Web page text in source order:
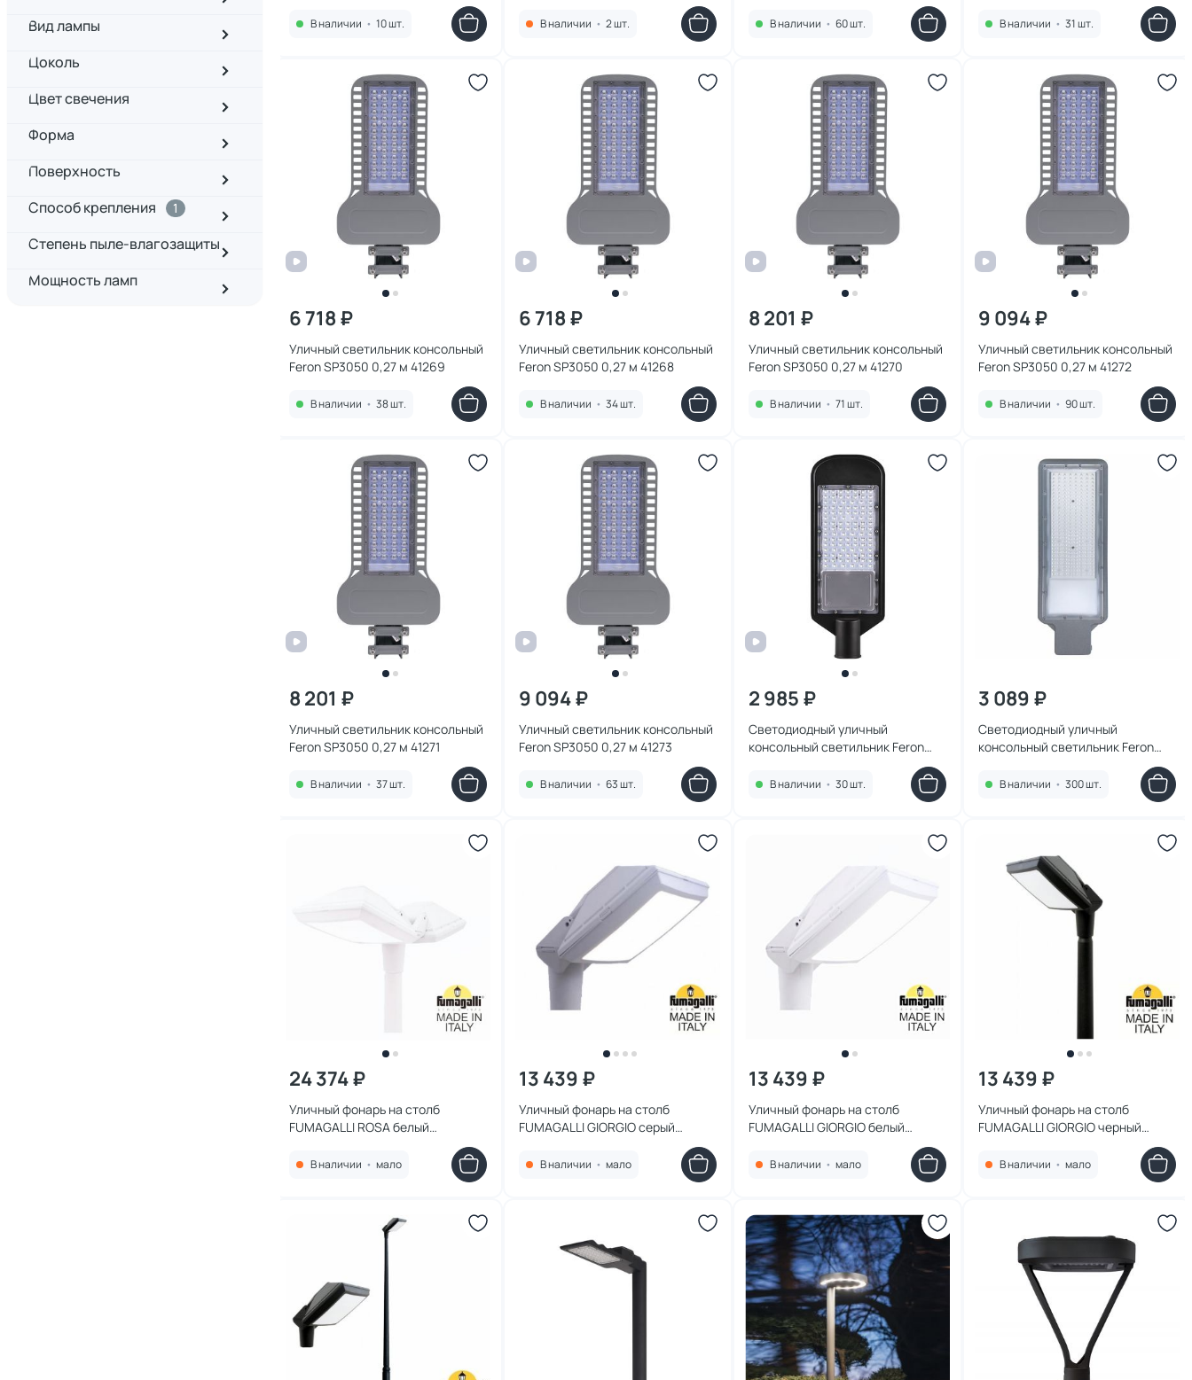
Вид лампы
Цоколь
Цвет свечения
Форма
Поверхность
Способ крепления
1
Степень пыле-влагозащиты
Мощность ламп
В наличии • 10 шт. В наличии • 2 шт. В наличии • 60 шт. В наличии • 31 шт.
6 718 ₽
Уличный светильник консольный
Feron SP3050 0,27 м 41269
В наличии • 38 шт.
6 718 ₽
Уличный светильник консольный
Feron SP3050 0,27 м 41268
В наличии • 34 шт.
8 201 ₽
Уличный светильник консольный
Feron SP3050 0,27 м 41270
В наличии • 71 шт.
9 094 ₽
Уличный светильник консольный
Feron SP3050 0,27 м 41272
В наличии • 90 шт.
8 201 ₽
Уличный светильник консольный
Feron SP3050 0,27 м 41271
В наличии • 37 шт.
9 094 ₽
Уличный светильник консольный
Feron SP3050 0,27 м 41273
В наличии • 63 шт.
2 985 ₽
Светодиодный уличный
консольный светильник Feron
В наличии • 30 шт.
3 089 ₽
Светодиодный уличный
консольный светильник Feron
SP3023 120W 5000K 230V, серый
48966В наличии • 300 шт.
24 374 ₽
Уличный фонарь на столб
FUMAGALLI ROSA белый
В наличии • мало
13 439 ₽
Уличный фонарь на столб
FUMAGALLI GIORGIO серый
В наличии • мало
13 439 ₽
Уличный фонарь на столб
FUMAGALLI GIORGIO белый
В наличии • мало
13 439 ₽
Уличный фонарь на столб
FUMAGALLI GIORGIO черный
В наличии • мало